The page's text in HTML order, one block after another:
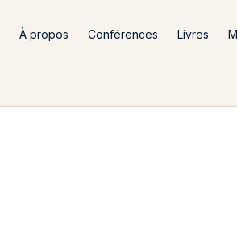
À propos Conférences Livres